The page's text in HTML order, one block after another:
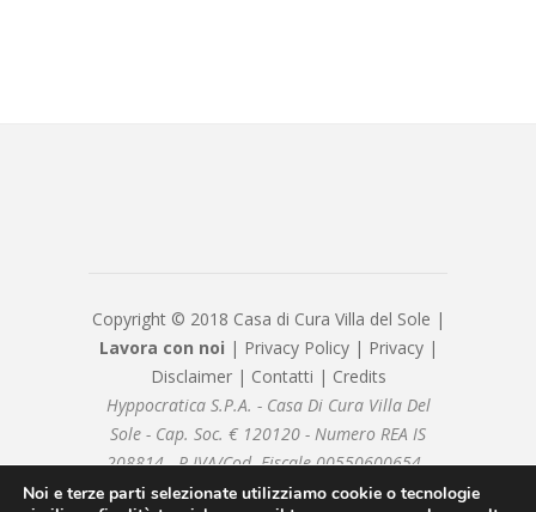
Copyright © 2018 Casa di Cura Villa del Sole |
Lavora con noi | Privacy Policy| Privacy|
Disclaimer| Contatti | Credits
Hyppocratica S.P.A. - Casa Di Cura Villa Del
Sole - Cap. Soc. € 120120 - Numero REA IS
208814 - P.IVA/Cod. Fiscale 00550600654 -
hyppocraticaspa@arubapec.it - Sottoposto alla
Noi e terze parti selezionate utilizziamo cookie o tecnologie